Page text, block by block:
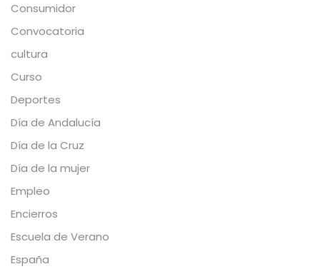
Consumidor
Convocatoria
cultura
Curso
Deportes
Día de Andalucía
Día de la Cruz
Día de la mujer
Empleo
Encierros
Escuela de Verano
España